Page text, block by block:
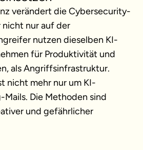
verändert die Cybersecurity-
nur auf der
nutzen dieselben KI-
für Produktivität und
als Angriffsinfrastruktur.
nicht mehr nur um KI-
Die Methoden sind
und gefährlicher